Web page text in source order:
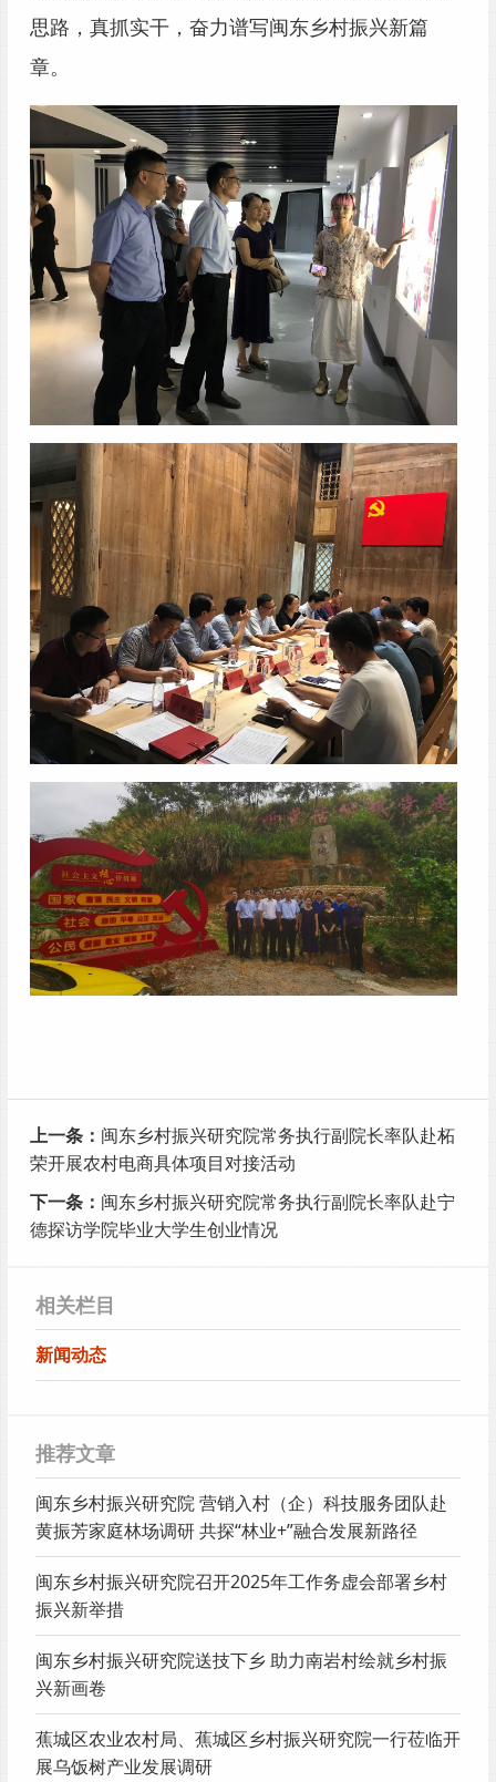
思路，真抓实干，奋力谱写闽东乡村振兴新篇
章。
上一条： 闽东乡村振兴研究院常务执行副院长率队赴柘
荣开展农村电商具体项目对接活动
下一条： 闽东乡村振兴研究院常务执行副院长率队赴宁
德探访学院毕业大学生创业情况
相关栏目
新闻动态
推荐文章
闽东乡村振兴研究院 营销入村（企）科技服务团队赴
黄振芳家庭林场调研 共探“林业+”融合发展新路径
闽东乡村振兴研究院召开2025年工作务虚会部署乡村
振兴新举措
闽东乡村振兴研究院送技下乡 助力南岩村绘就乡村振
兴新画卷
蕉城区农业农村局、蕉城区乡村振兴研究院一行莅临开
展乌饭树产业发展调研